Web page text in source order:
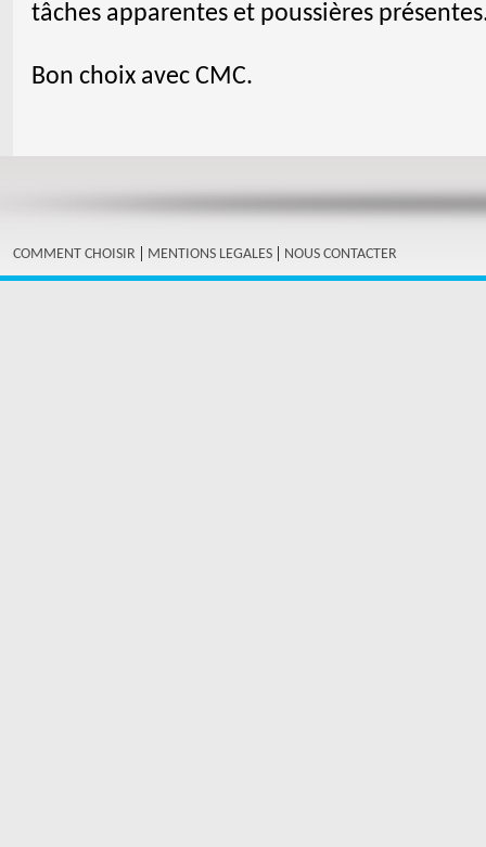
tâches apparentes et poussières
Bon choix avec CMC.
COMMENT CHOISIR | MENTIONS LEGALES | NOUS CONTACTER